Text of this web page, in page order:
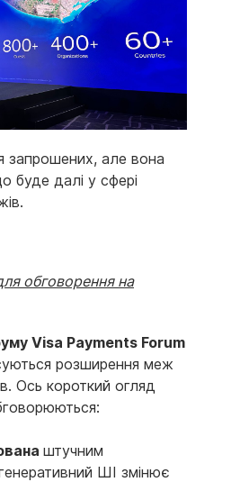
запрошених, але вона
буде далі у сфері
обговорення на
Visa Payments Forum
розширення меж
Ось короткий огляд
штучним
ШІ змінює